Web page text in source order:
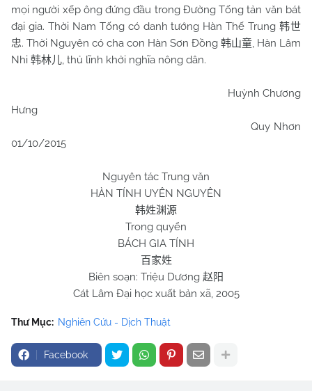
mọi người xếp ông đứng đầu trong Đường Tống tản văn bát
đại gia. Thời Nam Tống có danh tướng Hàn Thế Trung韩世
忠. Thời Nguyên có cha con Hàn Sơn Đồng 韩山童, Hàn Lâm
Nhi 韩林儿, thủ lĩnh khởi nghĩa nông dân.
Huỳnh Chương
Hưng
Quy Nhơn
01/10/2015
Nguyên tác Trung văn
HÀN TÍNH UYÊN NGUYÊN
韩姓渊源
Trong quyển
BÁCH GIA TÍNH
百家姓
Biên soạn: Triệu Dương 赵阳
Cát Lâm Đại học xuất bản xã, 2005
Thư Mục: Nghiên Cứu - Dịch Thuật
Facebook